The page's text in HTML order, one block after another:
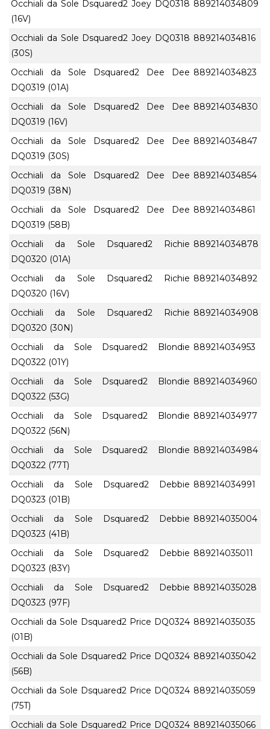
Occhiali da Sole Dsquared2 Joey DQ0318
(16V)
889214034809
Occhiali da Sole Dsquared2 Joey DQ0318
(30S)
889214034816
Occhiali da Sole Dsquared2 Dee Dee
DQ0319 (01A)
889214034823
Occhiali da Sole Dsquared2 Dee Dee
DQ0319 (16V)
889214034830
Occhiali da Sole Dsquared2 Dee Dee
DQ0319 (30S)
889214034847
Occhiali da Sole Dsquared2 Dee Dee
DQ0319 (38N)
889214034854
Occhiali da Sole Dsquared2 Dee Dee
DQ0319 (58B)
889214034861
Occhiali da Sole Dsquared2 Richie
DQ0320 (01A)
889214034878
Occhiali da Sole Dsquared2 Richie
DQ0320 (16V)
889214034892
Occhiali da Sole Dsquared2 Richie
DQ0320 (30N)
889214034908
Occhiali da Sole Dsquared2 Blondie
DQ0322 (01Y)
889214034953
Occhiali da Sole Dsquared2 Blondie
DQ0322 (53G)
889214034960
Occhiali da Sole Dsquared2 Blondie
DQ0322 (56N)
889214034977
Occhiali da Sole Dsquared2 Blondie
DQ0322 (77T)
889214034984
Occhiali da Sole Dsquared2 Debbie
DQ0323 (01B)
889214034991
Occhiali da Sole Dsquared2 Debbie
DQ0323 (41B)
889214035004
Occhiali da Sole Dsquared2 Debbie
DQ0323 (83Y)
889214035011
Occhiali da Sole Dsquared2 Debbie
DQ0323 (97F)
889214035028
Occhiali da Sole Dsquared2 Price DQ0324
(01B)
889214035035
Occhiali da Sole Dsquared2 Price DQ0324
(56B)
889214035042
Occhiali da Sole Dsquared2 Price DQ0324
(75T)
889214035059
Occhiali da Sole Dsquared2 Price DQ0324 889214035066